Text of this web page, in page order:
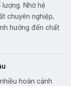
Nhờ hệ
chuyên nghiệp,
hưởng đến chất
hoàn cảnh